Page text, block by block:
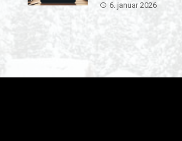
6. januar 2026